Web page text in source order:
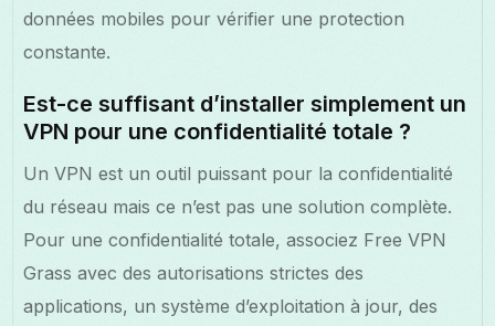
données mobiles pour vérifier une protection
constante.
Est-ce suffisant d’installer simplement un
VPN pour une confidentialité totale ?
Un VPN est un outil puissant pour la confidentialité
du réseau mais ce n’est pas une solution complète.
Pour une confidentialité totale, associez Free VPN
Grass avec des autorisations strictes des
applications, un système d’exploitation à jour, des